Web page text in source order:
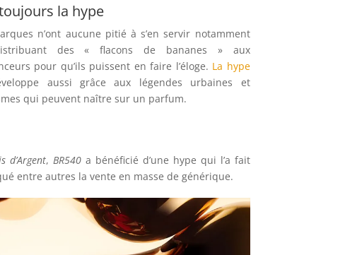
la hype
n’ont aucune pitié à s’en servir notamment
des « flacons de bananes » aux
pour qu’ils puissent en faire l’éloge. La hype
aussi grâce aux légendes urbaines et
qui peuvent naître sur un parfum.
d’Argent,BR540 a bénéficié d’une hype qui l’a fait
entre autres la vente en masse de générique.